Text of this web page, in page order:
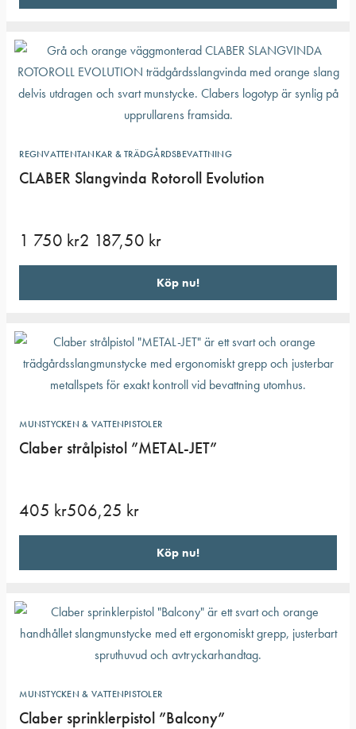
REGNVATTENTANKAR & TRÄDGÅRDSBEVATTNING
CLABER Slangvinda Rotoroll Evolution
1 750 kr2 187,50 kr
Köp nu!
MUNSTYCKEN & VATTENPISTOLER
Claber strålpistol ”METAL-JET”
405 kr506,25 kr
Köp nu!
MUNSTYCKEN & VATTENPISTOLER
Claber sprinklerpistol ”Balcony”